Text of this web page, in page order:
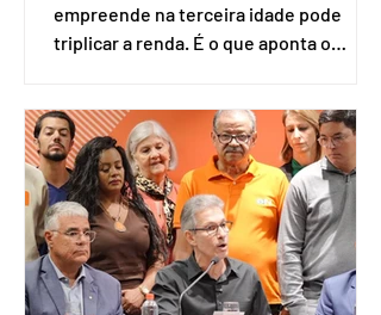
empreende na terceira idade pode
triplicar a renda. É o que aponta o
Amostra de Domicílio (PNAD Contínua),
do Serviço Brasileiro de Apoio às Micro
e Pequenas Empresas (Sebrae),
realizado a partir de dados do Instituto
Brasileiro de Geografia e Estatística
(IBGE). O estudo do Sebrae mostra que,
no quarto trimestre de 2025, os